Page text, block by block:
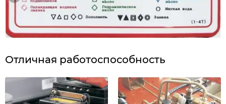
Отличная работоспособность